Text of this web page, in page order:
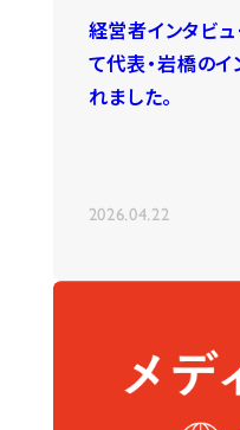
経営者インタビュ
て代表・岩橋の
れました。
2026.04.22